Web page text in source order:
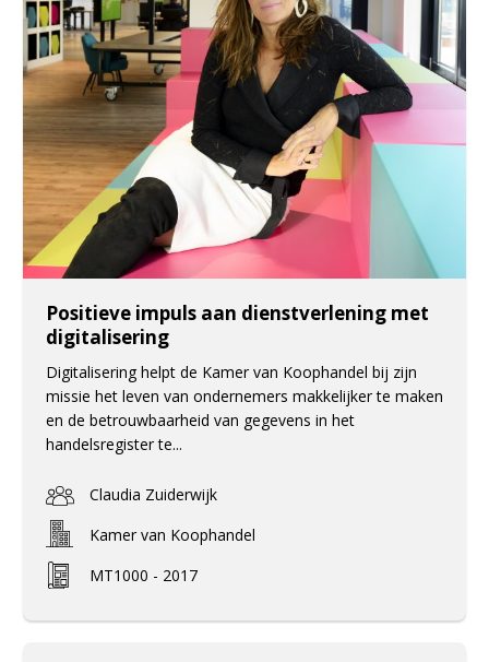
Positieve impuls aan dienstverlening met
digitalisering
Digitalisering helpt de Kamer van Koophandel bij zijn
missie het leven van ondernemers makkelijker te maken
en de betrouwbaarheid van gegevens in het
handelsregister te...
Claudia Zuiderwijk
Kamer van Koophandel
MT1000 - 2017